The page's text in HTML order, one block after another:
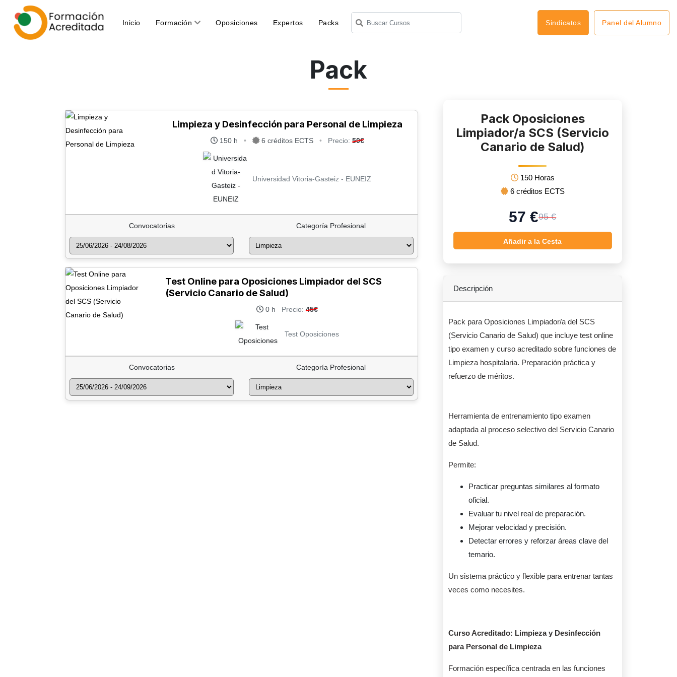
Inicio(current)Formación Oposiciones Expertos Packs Sindicatos Panel del Alumno
Pack
Limpieza y Desinfección para Personal de Limpieza
150 h • 6 créditos ECTS • Precio: 50€
Universidad Vitoria-Gasteiz - EUNEIZ
Convocatorias Categoría Profesional
Test Online para Oposiciones Limpiador del SCS
(Servicio Canario de Salud)
0 h Precio: 45€
Test Oposiciones
Convocatorias Categoría Profesional
Pack Oposiciones
Limpiador/a SCS (Servicio
Canario de Salud)
150 Horas
6 créditos ECTS
57 €95 €
Añadir a la Cesta
Descripción
Pack para Oposiciones Limpiador/a del SCS
(Servicio Canario de Salud) que incluye test online
tipo examen y curso acreditado sobre funciones de
Limpieza hospitalaria. Preparación práctica y
refuerzo de méritos.
Herramienta de entrenamiento tipo examen
adaptada al proceso selectivo del Servicio Canario
de Salud.
Permite:
Practicar preguntas similares al formato
oficial.
Evaluar tu nivel real de preparación.
Mejorar velocidad y precisión.
Detectar errores y reforzar áreas clave del
temario.
Un sistema práctico y flexible para entrenar tantas
veces como necesites.
Curso Acreditado: Limpieza y Desinfección
para Personal de Limpieza
Formación específica centrada en las funciones